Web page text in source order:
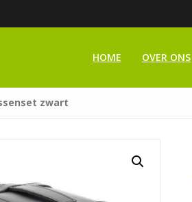
HOME OVER ONS
zwart